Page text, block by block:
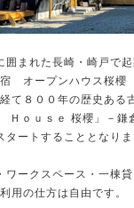
囲まれた長崎・崎戸で
オープンハウス桜櫻
て８００年の歴史ある
Ｈｏｕｓｅ 桜櫻」－鎌
タートすることとなりま
ワークスペース・一棟
用の仕方は自由です。